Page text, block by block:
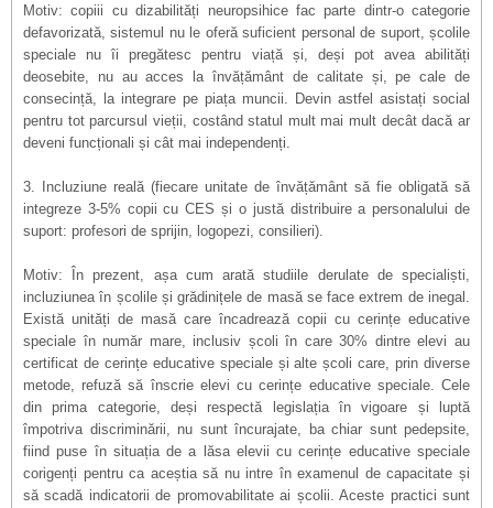
Motiv: copiii cu dizabilități neuropsihice fac parte dintr-o categorie
defavorizată, sistemul nu le oferă suficient personal de suport, școlile
speciale nu îi pregătesc pentru viață și, deși pot avea abilități
deosebite, nu au acces la învățământ de calitate și, pe cale de
consecință, la integrare pe piața muncii. Devin astfel asistați social
pentru tot parcursul vieții, costând statul mult mai mult decât dacă ar
deveni funcționali și cât mai independenți.
3. Incluziune reală (fiecare unitate de învățământ să fie obligată să
integreze 3-5% copii cu CES și o justă distribuire a personalului de
suport: profesori de sprijin, logopezi, consilieri).
Motiv: În prezent, așa cum arată studiile derulate de specialiști,
incluziunea în școlile și grădinițele de masă se face extrem de inegal.
Există unități de masă care încadrează copii cu cerințe educative
speciale în număr mare, inclusiv școli în care 30% dintre elevi au
certificat de cerințe educative speciale și alte școli care, prin diverse
metode, refuză să înscrie elevi cu cerințe educative speciale. Cele
din prima categorie, deși respectă legislația în vigoare și luptă
împotriva discriminării, nu sunt încurajate, ba chiar sunt pedepsite,
fiind puse în situația de a lăsa elevii cu cerințe educative speciale
corigenți pentru ca aceștia să nu intre în examenul de capacitate și
să scadă indicatorii de promovabilitate ai școlii. Aceste practici sunt